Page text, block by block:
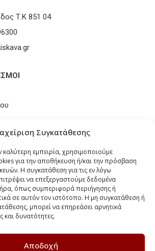
Συγκατάθεσης
καλύτερη εμπειρία, χρησιμοποιούμε
για την αποθήκευση ή/και την πρόσβαση
Η συγκατάθεση για τις εν λόγω
να επεξεργαστούμε δεδομένα
όπως συμπεριφορά περιήγησης ή
σε αυτόν τον ιστότοπο. Η μη συγκατάθεση ή
μπορεί να επηρεάσει αρνητικά
και δυνατότητες.
Αποδοχή
Τ.Κ 851 04
/ Ακυρώσεων